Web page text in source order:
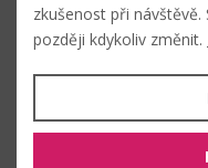
3
30,50Kč s DPH /bal.
zkušenost při
později kdykoliv změnit.